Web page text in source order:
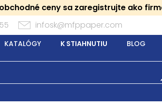
ceny sa zaregistrujte ako
infosk@mfppaper.com
KATALÓGY K STIAHNUTIU BLOG